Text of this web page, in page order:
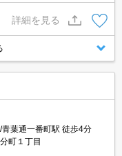
ーホン・宅配BOX・敷地
・スーパー・飲食店など
詳細を見る
葉通一番町駅 徒歩4分
町１丁目